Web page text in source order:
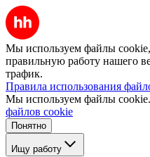
Мы используем файлы
правильную работу нашего
трафик.
Правила использования
Мы используем файлы cookie.
файлов cookie
Понятно
Ищу работу